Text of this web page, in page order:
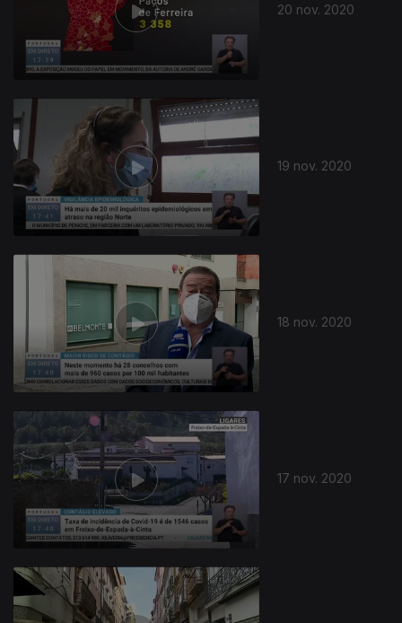
20 nov. 2020
19 nov. 2020
18 nov. 2020
17 nov. 2020